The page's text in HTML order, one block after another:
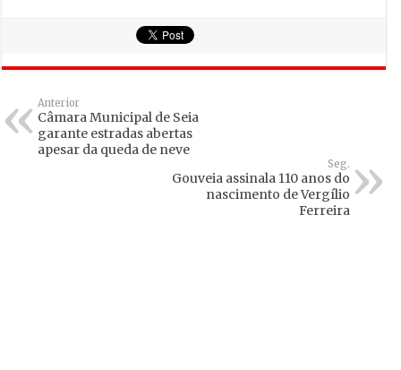
Anterior
Câmara Municipal de Seia
garante estradas abertas
apesar da queda de neve
Seg.
Gouveia assinala 110 anos do
nascimento de Vergílio
Ferreira